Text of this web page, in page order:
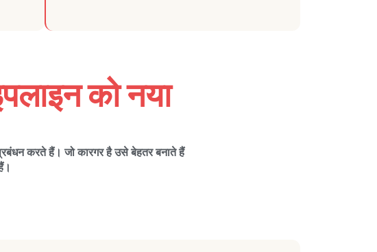
को नया
करते हैं। जो कारगर है उसे बेहतर बनाते हैं